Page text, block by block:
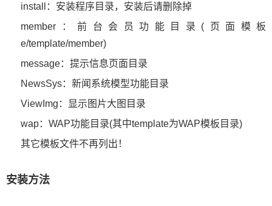
install：安装程序目录，安装后请删除掉
member：前台会员功能目录(页面模板
e/template/member)
message：提示信息页面目录
NewsSys：新闻系统模型功能目录
ViewImg：显示图片大图目录
wap：WAP功能目录(其中template为WAP模板目录)
其它模板文件不再列出！
安装方法